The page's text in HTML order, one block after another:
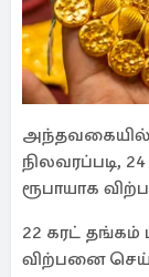
நிலவரப்படி,
ரூபாயாக
22 கரட் தங்கம்
விற்பனை